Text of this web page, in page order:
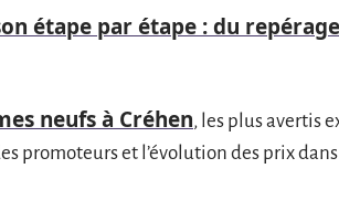
étape par étape : du
neufs à Créhen, les plus avertis
promoteurs et l’évolution des prix dans